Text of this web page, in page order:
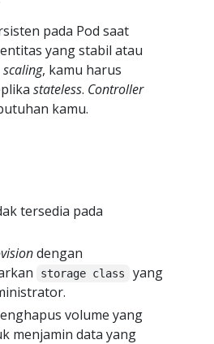
pada Pod saat
yang stabil atau
scaling, kamu harus
stateless. Controller
kamu.
tersedia pada
dengan
storage class
yang
volume yang
menjamin data yang